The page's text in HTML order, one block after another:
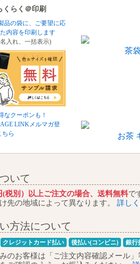
くらく＠印刷
入れ、一括表示)
茶
お茶
いて
(税別）以上ご注文の場合、送料無料で
先の地域によって異なります。
詳し
方法について
クレジットカード払い 後払い(コンビニ) 銀行
のお客様は 「ご注文内容確認メール」